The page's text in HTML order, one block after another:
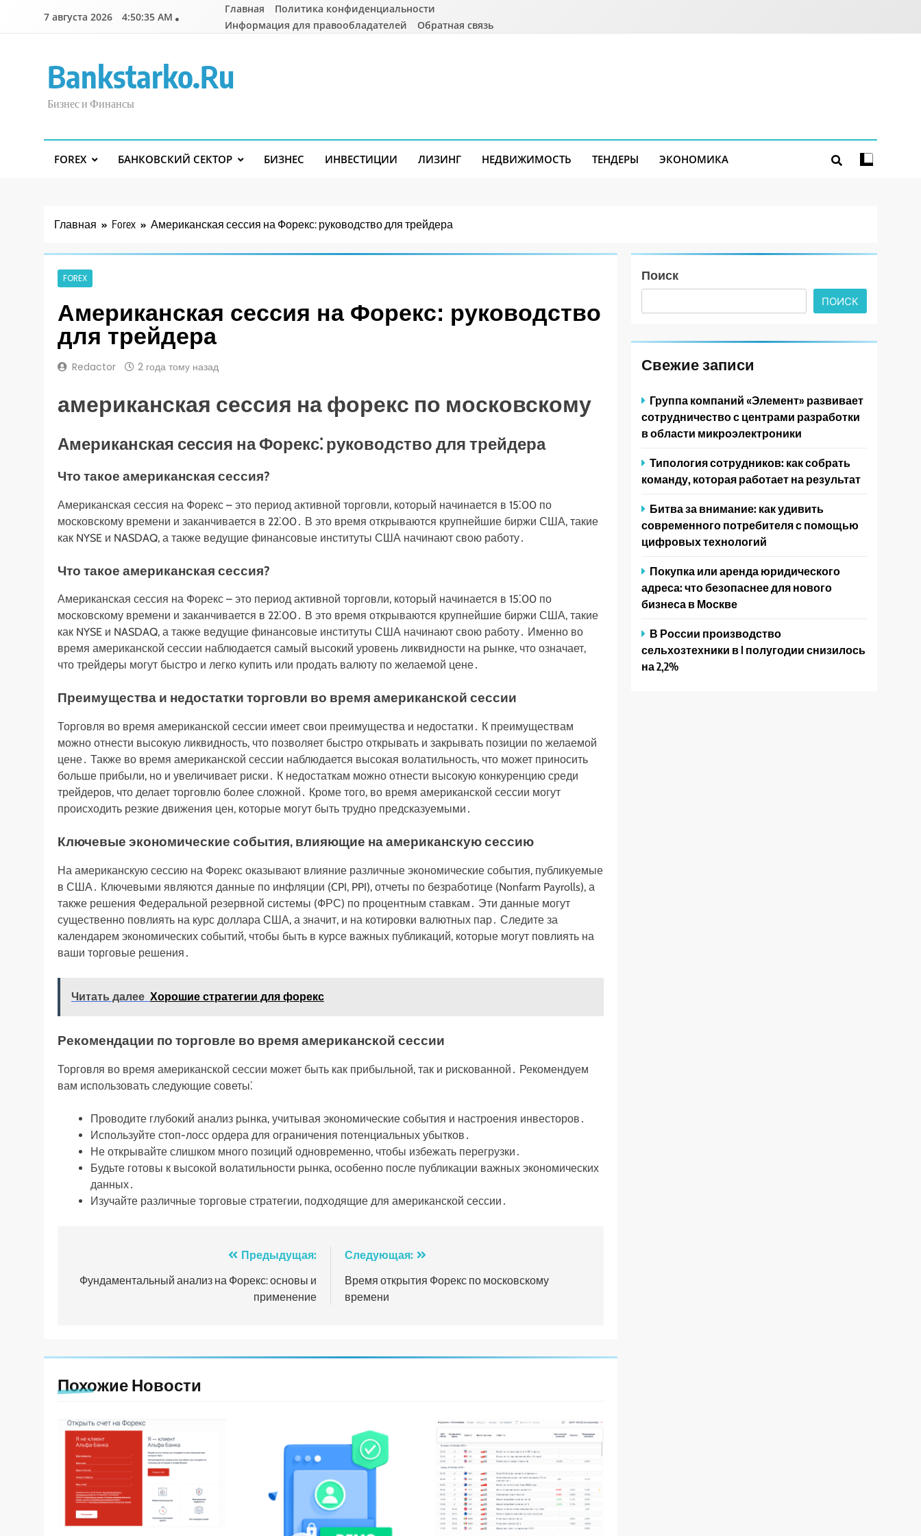
7 августа 2026 4:50:36 AM
Главная
Политика конфиденциальности
Информация для правообладателей
Обратная связь
Bankstarko.ru
Бизнес и Финансы
FOREX БАНКОВСКИЙ СЕКТОР БИЗНЕС ИНВЕСТИЦИИ ЛИЗИНГ НЕДВИЖИМОСТЬ ТЕНДЕРЫ ЭКОНОМИКА
Главная Forex Американская сессия на Форекс: руководство для трейдера
FOREX
Американская сессия на Форекс: руководство
для трейдера
Redactor 2 года тому назад
американская сессия на форекс по московскому
Американская сессия на Форекс⁚ руководство для трейдера
Что такое американская сессия?
Американская сессия на Форекс – это период активной торговли, который начинается в 15⁚00 по
московскому времени и заканчивается в 22⁚00․ В это время открываются крупнейшие биржи США, такие
как NYSE и NASDAQ, а также ведущие финансовые институты США начинают свою работу․
Что такое американская сессия?
Американская сессия на Форекс – это период активной торговли, который начинается в 15⁚00 по
московскому времени и заканчивается в 22⁚00․ В это время открываются крупнейшие биржи США, такие
как NYSE и NASDAQ, а также ведущие финансовые институты США начинают свою работу․ Именно во
время американской сессии наблюдается самый высокий уровень ликвидности на рынке, что означает,
что трейдеры могут быстро и легко купить или продать валюту по желаемой цене․
Преимущества и недостатки торговли во время американской сессии
Торговля во время американской сессии имеет свои преимущества и недостатки․ К преимуществам
можно отнести высокую ликвидность, что позволяет быстро открывать и закрывать позиции по желаемой
цене․ Также во время американской сессии наблюдается высокая волатильность, что может приносить
больше прибыли, но и увеличивает риски․ К недостаткам можно отнести высокую конкуренцию среди
трейдеров, что делает торговлю более сложной․ Кроме того, во время американской сессии могут
происходить резкие движения цен, которые могут быть трудно предсказуемыми․
Ключевые экономические события, влияющие на американскую сессию
На американскую сессию на Форекс оказывают влияние различные экономические события, публикуемые
в США․ Ключевыми являются данные по инфляции (CPI, PPI), отчеты по безработице (Nonfarm Payrolls), а
также решения Федеральной резервной системы (ФРС) по процентным ставкам․ Эти данные могут
существенно повлиять на курс доллара США, а значит, и на котировки валютных пар․ Следите за
календарем экономических событий, чтобы быть в курсе важных публикаций, которые могут повлиять на
ваши торговые решения․
Читать далее Хорошие стратегии для форекс
Рекомендации по торговле во время американской сессии
Торговля во время американской сессии может быть как прибыльной, так и рискованной․ Рекомендуем
вам использовать следующие советы⁚
Проводите глубокий анализ рынка, учитывая экономические события и настроения инвесторов․
Используйте стоп-лосс ордера для ограничения потенциальных убытков․
Не открывайте слишком много позиций одновременно, чтобы избежать перегрузки․
Будьте готовы к высокой волатильности рынка, особенно после публикации важных экономических
данных․
Изучайте различные торговые стратегии, подходящие для американской сессии․
по
Предыдущая:
Фундаментальный анализ на Форекс: основы и
применение
Следующая:
Время открытия Форекс по московскому
времени
Похожие Новости
Поиск
ПОИСК
Свежие записи
Группа компаний «Элемент» развивает
сотрудничество с центрами разработки
в области микроэлектроники
Типология сотрудников: как собрать
команду, которая работает на результат
Битва за внимание: как удивить
современного потребителя с помощью
цифровых технологий
Покупка или аренда юридического
адреса: что безопаснее для нового
бизнеса в Москве
В России производство
сельхозтехники в I полугодии снизилось
на 2,2%